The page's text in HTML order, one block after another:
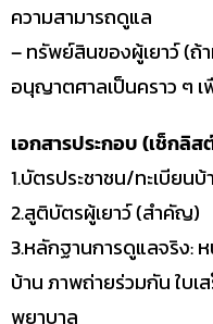
ความสามารถดูแล
– ทรัพย์สินของผู้เยาว์ (ถ้
อนุญาตศาลเป็นคราว ๆ
เอกสารประกอบ (เช็กลิส
1.บัตรประชาชน/ทะเบียน
2.สูติบัตรผู้เยาว์ (สำคัญ)
3.หลักฐานการดูแลจริง:
บ้าน ภาพถ่ายร่วมกัน ใบเ
พยาบาล